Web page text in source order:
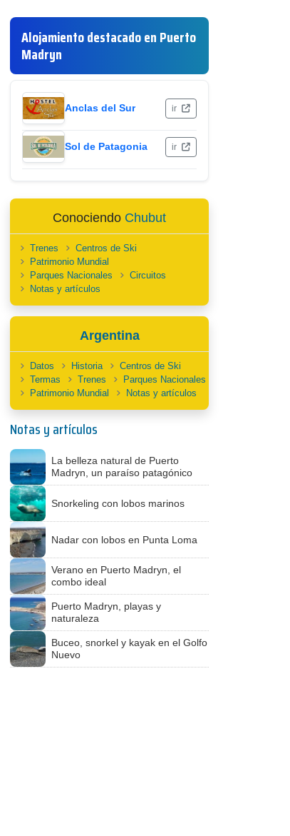
Alojamiento destacado en Puerto
Madryn
Anclas del Sur ir
Sol de Patagonia ir
Conociendo Chubut
Trenes
Centros de Ski
Patrimonio Mundial
Parques Nacionales
Circuitos
Notas y artículos
Argentina
Datos Historia
Centros de Ski
Termas
Trenes
Parques Nacionales
Patrimonio Mundial
Notas y artículos
Notas y artículos
La belleza natural de Puerto
Madryn, un paraíso patagónico
Snorkeling con lobos marinos
Nadar con lobos en Punta Loma
Verano en Puerto Madryn, el
combo ideal
Puerto Madryn, playas y
naturaleza
Buceo, snorkel y kayak en el Golfo
Nuevo